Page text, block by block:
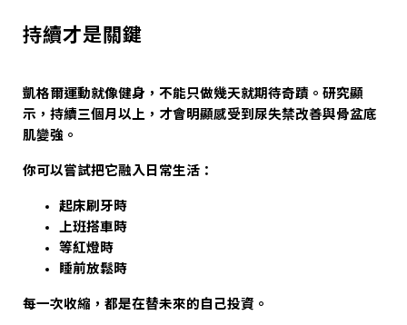
持續才是關鍵
凱格爾運動就像健身，不能只做幾天就期待奇蹟。研究顯
示，持續三個月以上，才會明顯感受到尿失禁改善與骨盆底
肌變強。
你可以嘗試把它融入日常生活：
起床刷牙時
上班搭車時
等紅燈時
睡前放鬆時
每一次收縮，都是在替未來的自己投資。